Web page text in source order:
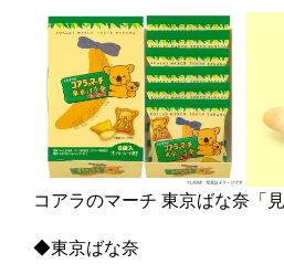
コアラのマーチ 東京ばな奈「
◆東京ばな奈